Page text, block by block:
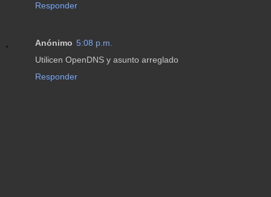
Responder
Anónimo 5:08 p.m.
Utilicen OpenDNS y asunto arreglado
Responder